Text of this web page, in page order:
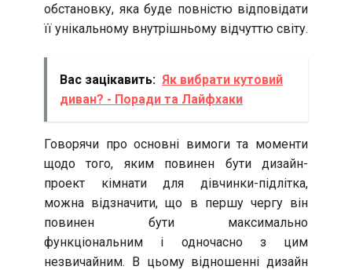
обстановку, яка буде повністю відповідати
її унікальному внутрішньому відчуттю світу.
Вас зацікавить: Як вибрати кутовий
диван? - Поради та Лайфхаки
Говорячи про основні вимоги та моменти
щодо того, яким повинен бути дизайн-
проект кімнати для дівчинки-підлітка,
можна відзначити, що в першу чергу він
повинен бути максимально
функціональним і одночасно з цим
незвичайним. В цьому відношенні дизайн